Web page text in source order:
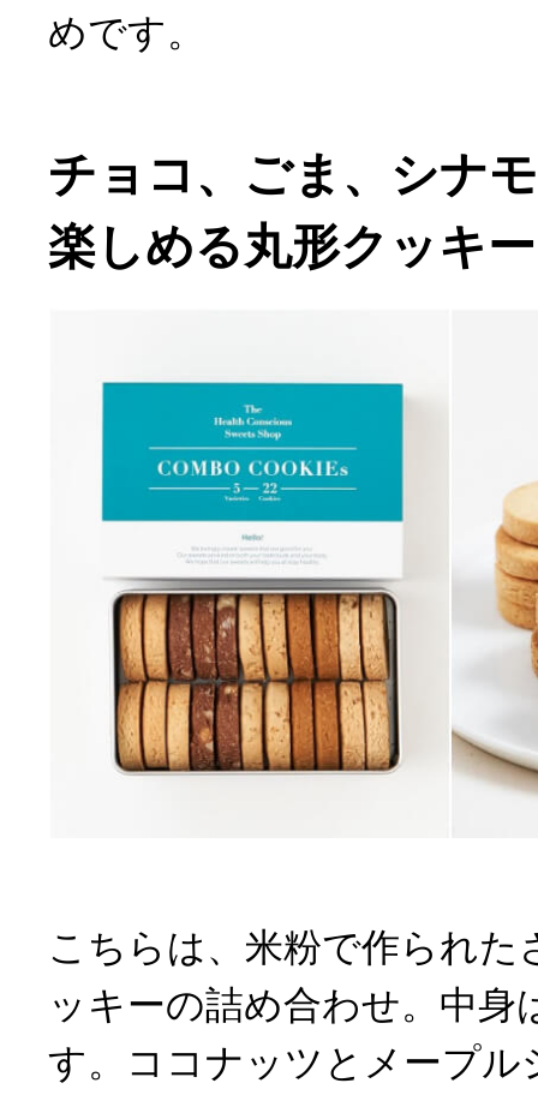
めです。
チョコ、ごま、シナ
楽しめる丸形クッキー
こちらは、米粉で作られた
ッキーの詰め合わせ。中身
す。ココナッツとメープル